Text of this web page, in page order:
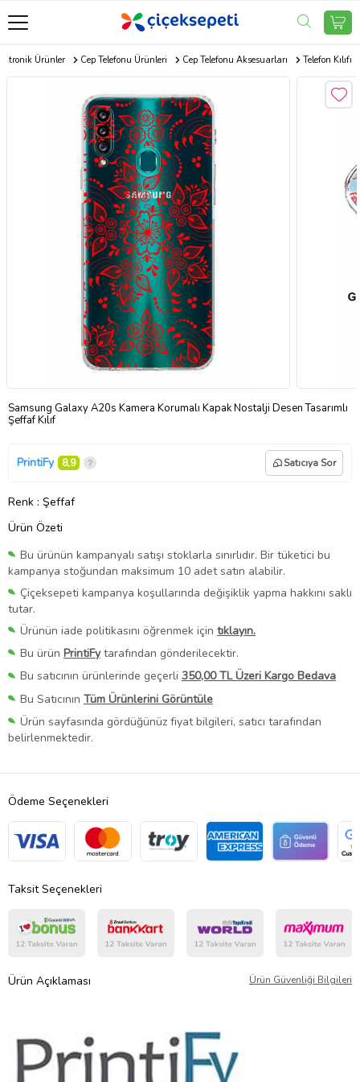
Ürünler Cep Telefonu Ürünleri Cep Telefonu Aksesuarları Telefon Kılıfı
Samsung Galaxy A20s Kamera Korumalı Kapak Nostalji Desen Tasarımlı
Şeffaf Kılıf
PrintiFy 8,9 Satıcıya Sor
Renk : Şeffaf
Ürün Özeti
Bu ürünün kampanyalı satışı stoklarla sınırlıdır. Bir tüketici bu
kampanya stoğundan maksimum 10 adet satın alabilir.
Çiçeksepeti kampanya koşullarında değişiklik yapma hakkını saklı
tutar.
Ürünün iade politikasını öğrenmek için tıklayın.
Bu ürün PrintiFytarafından gönderilecektir.
Bu satıcının ürünlerinde geçerli 350,00 TL Üzeri Kargo Bedava
Bu Satıcının Tüm Ürünlerini Görüntüle
Ürün sayfasında gördüğünüz fiyat bilgileri, satıcı tarafından
belirlenmektedir.
Ödeme Seçenekleri
Taksit Seçenekleri
Ürün Açıklaması Ürün Güvenliği Bilgileri